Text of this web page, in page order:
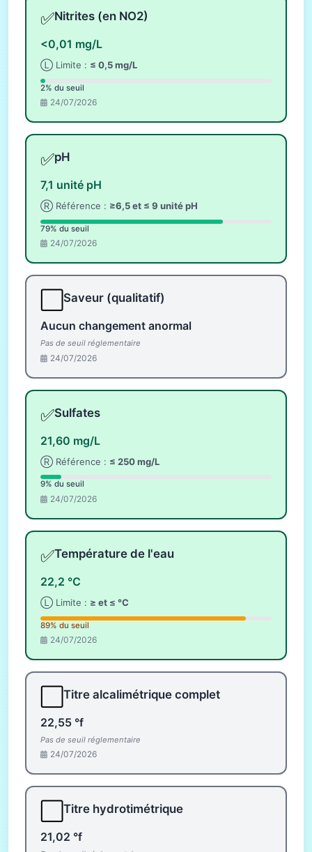
✅Nitrites (en NO2)
<0,01 mg/L
Ⓛ Limite : ≤ 0,5 mg/L
2% du seuil
24/07/2026
✅pH
7,1 unité pH
Ⓡ Référence : ≥6,5 et ≤ 9 unité pH
79% du seuil
24/07/2026
Saveur (qualitatif)
Aucun changement anormal
Pas de seuil réglementaire
24/07/2026
✅Sulfates
21,60 mg/L
Ⓡ Référence : ≤ 250 mg/L
9% du seuil
24/07/2026
✅Température de l'eau
22,2 °C
Ⓛ Limite : ≥ et ≤ °C
89% du seuil
24/07/2026
Titre alcalimétrique complet
22,55 °f
Pas de seuil réglementaire
24/07/2026
Titre hydrotimétrique
21,02 °f